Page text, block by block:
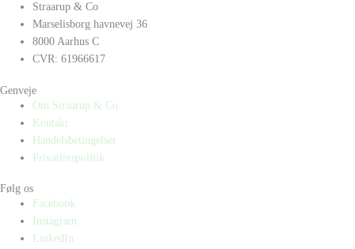
Straarup & Co
Marselisborg havnevej 36
8000 Aarhus C
CVR: 61966617
Genveje
Om Straarup & Co
Kontakt
Handelsbetingelser
Privatlivspolitik
Følg os
Facebook
Instagram
LinkedIn